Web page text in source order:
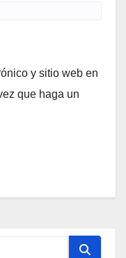
y sitio web en
que haga un